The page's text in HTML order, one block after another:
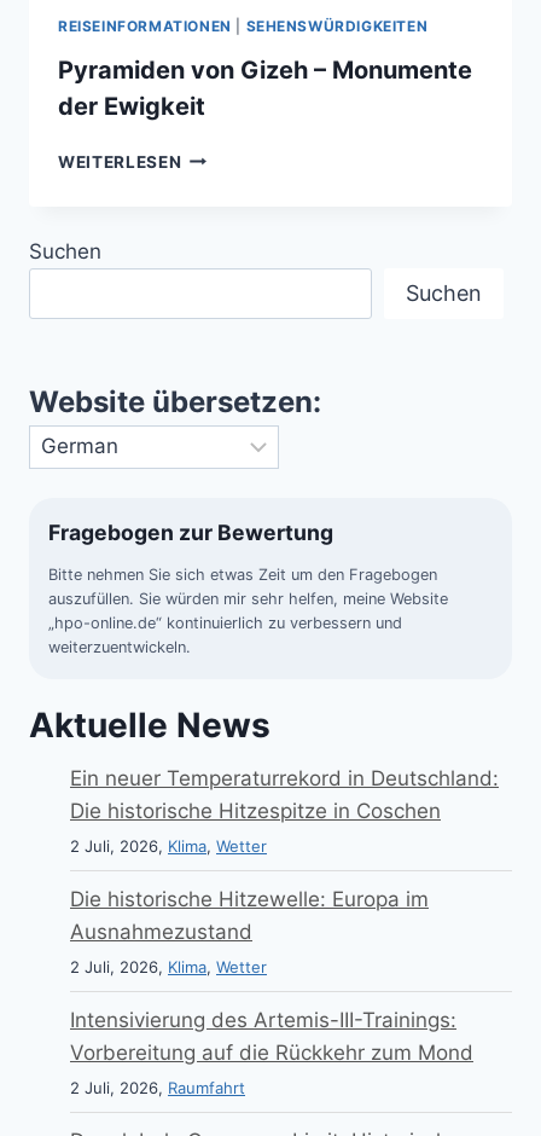
REISEINFORMATIONEN SEHENSWÜRDIGKEITEN
Pyramiden von Gizeh – Monumente
der Ewigkeit
WEITERLESEN PYRAMIDEN
Suchen
Suchen
Website übersetzen:
Fragebogen zur Bewertung
Bitte nehmen Sie sich etwas Zeit um den Fragebogen
auszufüllen. Sie würden mir sehr helfen, meine Website
„hpo-online.de“ kontinuierlich zu verbessern und
weiterzuentwickeln.
Aktuelle News
Ein neuer Temperaturrekord in Deutschland:
Die historische Hitzespitze in Coschen
2 Juli, 2026, Klima, Wetter
Die historische Hitzewelle: Europa im
Ausnahmezustand
2 Juli, 2026, Klima, Wetter
Intensivierung des Artemis-III-Trainings:
Vorbereitung auf die Rückkehr zum Mond
2 Juli, 2026, Raumfahrt